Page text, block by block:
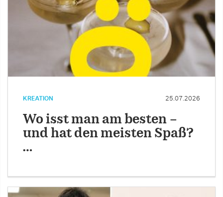
KREATION 25.07.2026
Wo isst man am besten –
und hat den meisten Spaß?
…